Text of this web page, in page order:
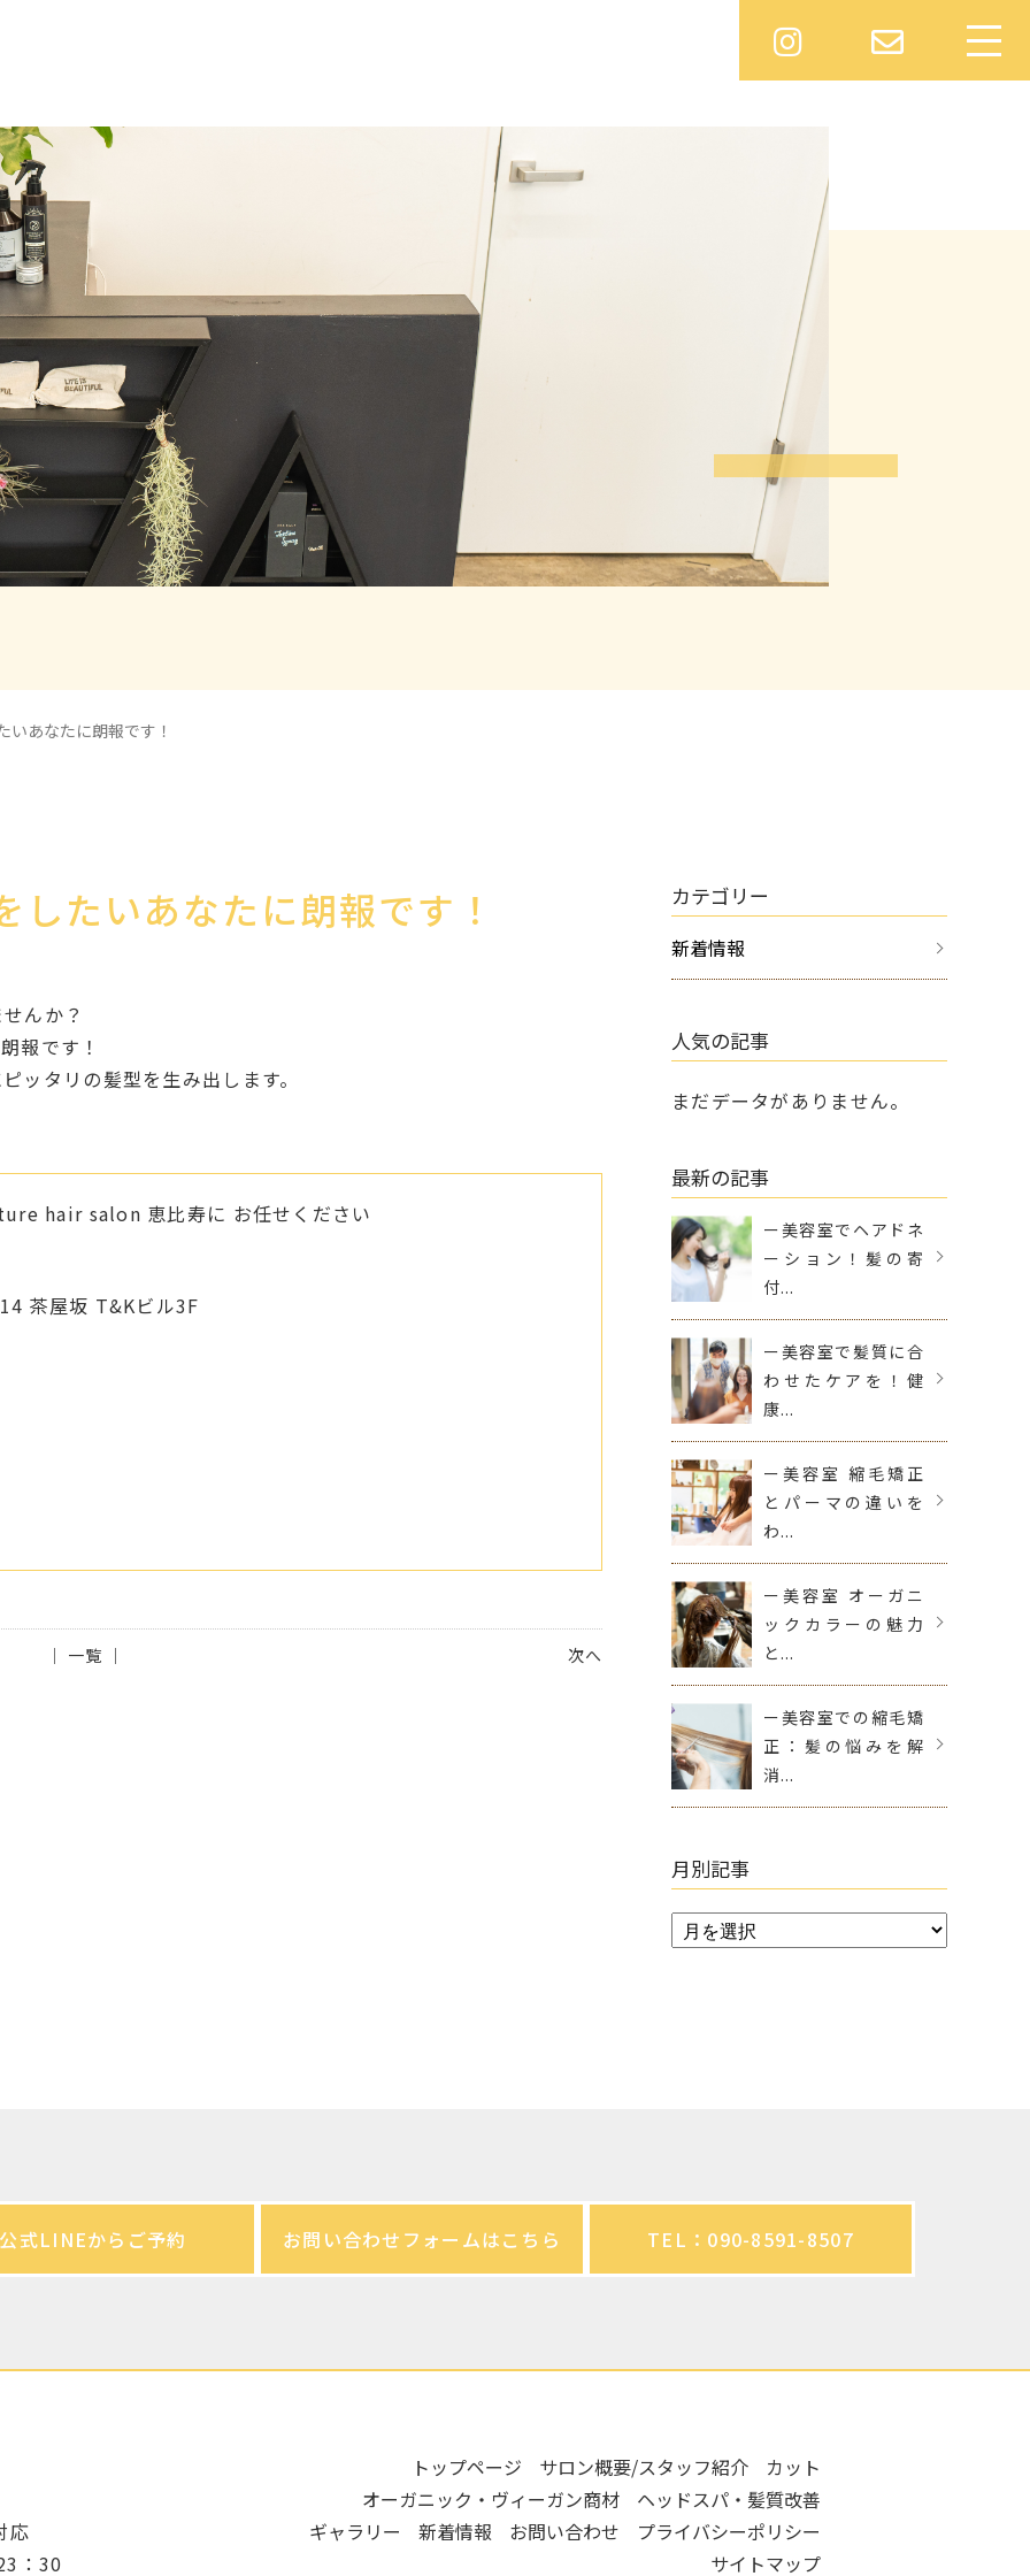
いあなたに朗報です！
したいあなたに朗報です！
んか？
報です！
ッタリの髪型を生み出します。
hair salon 恵比寿に お任せください
茶屋坂 T&Kビル3F
次へ
│ 一覧 │
カテゴリー
新着情報
人気の記事
まだデータがありません。
最新の記事
ー美容室でヘアドネ
ーション！髪の寄
付...
ー美容室で髪質に合
わせたケアを！健
康...
ー美容室 縮毛矯正
とパーマの違いを
わ...
ー美容室 オーガニ
ックカラーの魅力
と...
ー美容室での縮毛矯
正：髪の悩みを解
消...
月別記事
公式LINEからご予約 お問い合わせフォームはこちら TEL：090-8591-8507
応
：30
トップページ サロン概要/スタッフ紹介
カット
オーガニック・ヴィーガン商材
ヘッドスパ・髪質改善
ギャラリー
新着情報 お問い合わせ
プライバシーポリシー
サイトマップ